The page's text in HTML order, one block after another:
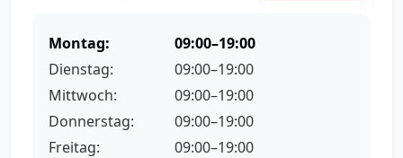
Montag:
09:00–19:00
Dienstag:
09:00–19:00
Mittwoch:
09:00–19:00
Donnerstag:
09:00–19:00
Freitag:
09:00–19:00